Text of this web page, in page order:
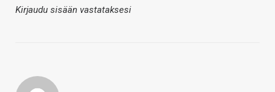
Kirjaudu sisään vastataksesi